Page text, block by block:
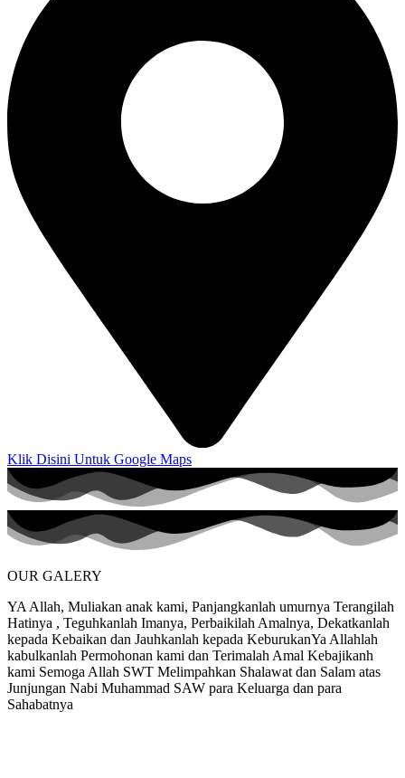
Klik Disini Untuk Google Maps
OUR GALERY
YA Allah, Muliakan anak kami, Panjangkanlah umurnya Terangilah
Hatinya , Teguhkanlah Imanya, Perbaikilah Amalnya, Dekatkanlah
kepada Kebaikan dan Jauhkanlah kepada KeburukanYa Allahlah
kabulkanlah Permohonan kami dan Terimalah Amal Kebajikanh
kami Semoga Allah SWT Melimpahkan Shalawat dan Salam atas
Junjungan Nabi Muhammad SAW para Keluarga dan para
Sahabatnya